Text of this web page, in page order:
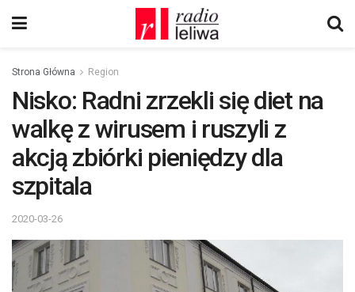
Strona Główna Region
Nisko: Radni zrzekli się diet na
walkę z wirusem i ruszyli z
akcją zbiórki pieniędzy dla
szpitala
2020-03-26